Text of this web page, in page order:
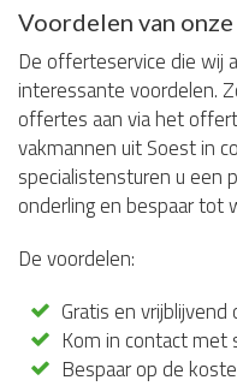
Voordelen van
De offerteservice die wij
interessante voordelen.
offertes aan via het
vakmannen uit Soest in
specialistensturen u een
onderling en bespaar tot
De voordelen:
Gratis en
Kom in contact met
Bespaar op de